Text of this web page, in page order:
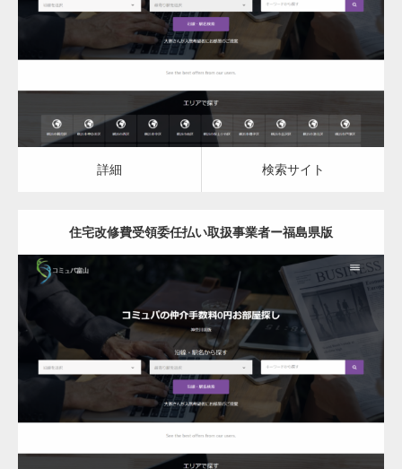
住宅改修費受領委任払い取扱事業者
詳細 検索サイト
詳細 検索サイト
住宅改修費受領委任払い取扱事業者ー福島県版
更新日： 2023.03.10
住宅改修費受領委任払い取扱事業者
詳細 検索サイト
変幻自在、あらゆる業種に対応可能な新しい
カスタム投稿タイプ実…
一般社団法人高齢者支援協会がコミュパ.com
通常投稿
Hello world!